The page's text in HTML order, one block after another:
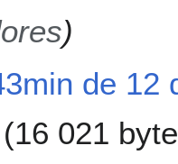
de 12
16 021